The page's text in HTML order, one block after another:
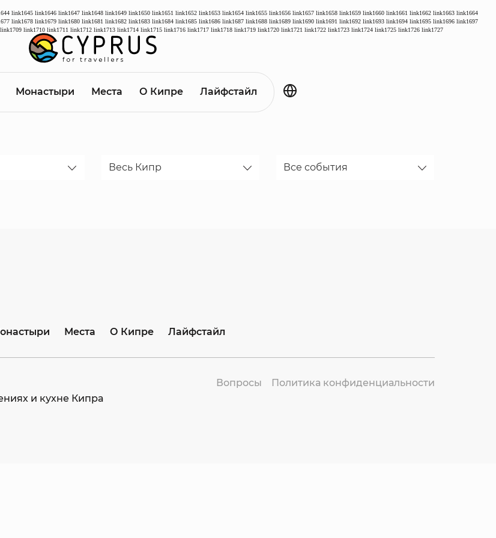
link1645 link1646 link1647 link1648 link1649 link1650 link1651 link1652 link1653 link1654 link1655 link1656 link1657 link1658 link1659 link1660 link1661 link1662 link1663 link1664
link1678 link1679 link1680 link1681 link1682 link1683 link1684 link1685 link1686 link1687 link1688 link1689 link1690 link1691 link1692 link1693 link1694 link1695 link1696 link1697
link1709 link1710 link1711 link1712 link1713 link1714 link1715 link1716 link1717 link1718 link1719 link1720 link1721 link1722 link1723 link1724 link1725 link1726 link1727
Монастыри Места О Кипре Лайфстайл
Дата
Весь Кипр Все события
Места О Кипре Лайфстайл
и кухне Кипра
Вопросы Политика конфиденциальности